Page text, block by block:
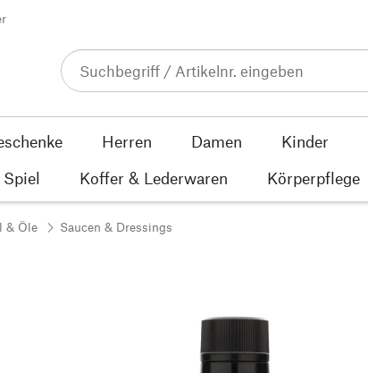
Herren Damen Kinder
Koffer & Lederwaren Körperpflege
& Öle Saucen & Dressings